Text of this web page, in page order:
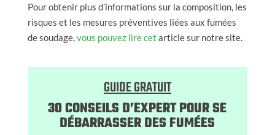
Pour obtenir plus d’informations sur la composition, les
risques et les mesures préventives liées aux fumées
de soudage,vous pouvez lire cet article sur notre site.
GUIDE GRATUIT
30 CONSEILS D’EXPERT POUR SE
DÉBARRASSER DES FUMÉES